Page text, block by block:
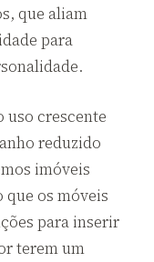
que aliam
para
uso crescente
reduzido
imóveis
que os móveis
para inserir
terem um